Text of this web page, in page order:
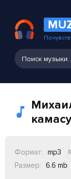
Формат: mp3
Размер:
6.6 mb